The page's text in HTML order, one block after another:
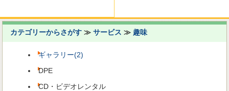
カテゴリーからさがす ≫サービス ≫ 趣味
ギャラリー(2)
DPE
CD・ビデオレンタル